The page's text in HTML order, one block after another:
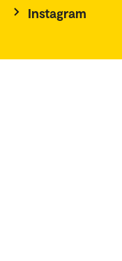
Instagram